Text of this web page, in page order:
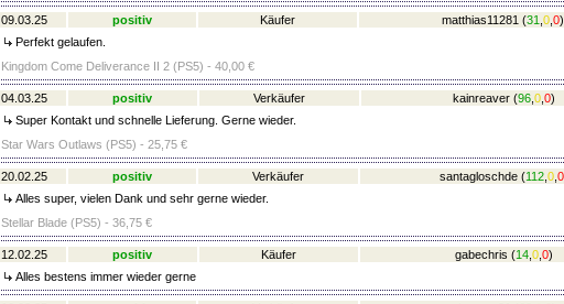
09.03.25 positiv Käufer matthias11281 (31 0 0)
Perfekt gelaufen.
Kingdom Come Deliverance II 2 (PS5) - 40,00 €
04.03.25 positiv Verkäufer kainreaver (96 0 0)
Super Kontakt und schnelle Lieferung. Gerne wieder.
Star Wars Outlaws (PS5) - 25,75 €
20.02.25 positiv Verkäufer santagloschde (112, 0, 0
Alles super, vielen Dank und sehr gerne wieder.
Stellar Blade (PS5) - 36,75 €
12.02.25 positiv Käufer gabechris (14, 0, 0)
Alles bestens immer wieder gerne